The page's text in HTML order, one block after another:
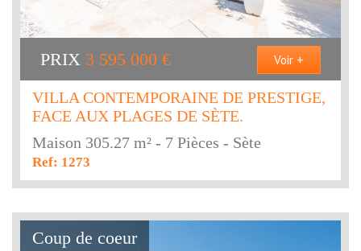
PRIX 3 595 000 € Voir +
VILLA CONTEMPORAINE DE PRESTIGE,
FACE AUX PLAGES DE SÈTE.
Maison 305.27 m² - 7 Pièces - Sète
Ref: 1273
Coup de coeur